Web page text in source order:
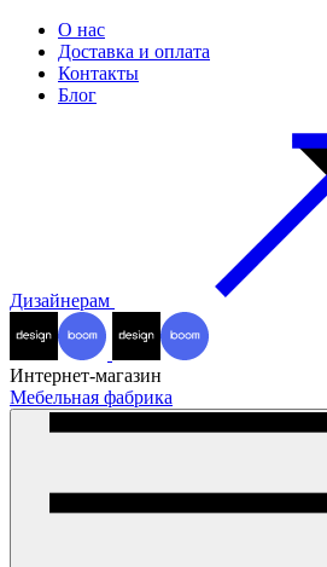
О нас
Доставка и оплата
Контакты
Блог
Дизайнерам
Интернет-магазин
Мебельная фабрика